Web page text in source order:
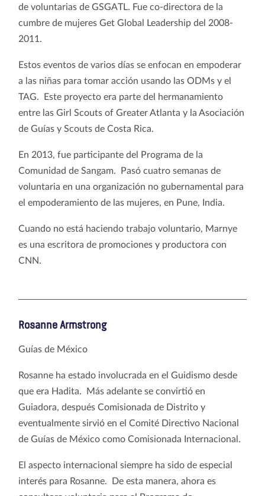
de voluntarias de GSGATL. Fue co-directora de la
cumbre de mujeres Get Global Leadership del 2008-
2011.
Estos eventos de varios días se enfocan en empoderar
a las niñas para tomar acción usando las ODMs y el
TAG. Este proyecto era parte del hermanamiento
entre las Girl Scouts of Greater Atlanta y la Asociación
de Guías y Scouts de Costa Rica.
En 2013, fue participante del Programa de la
Comunidad de Sangam. Pasó cuatro semanas de
voluntaria en una organización no gubernamental para
el empoderamiento de las mujeres, en Pune, India.
Cuando no está haciendo trabajo voluntario, Marnye
es una escritora de promociones y productora con
CNN.
Rosanne Armstrong
Guías de México
Rosanne ha estado involucrada en el Guidismo desde
que era Hadita. Más adelante se convirtió en
Guiadora, después Comisionada de Distrito y
eventualmente sirvió en el Comité Directivo Nacional
de Guías de México como Comisionada Internacional.
El aspecto internacional siempre ha sido de especial
interés para Rosanne. De esta manera, ahora es